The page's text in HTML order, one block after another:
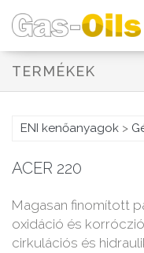
TERMÉKEK
ENI kenőanyagok >
ACER 220
Magasan finomított
oxidáció és
cirkulációs és